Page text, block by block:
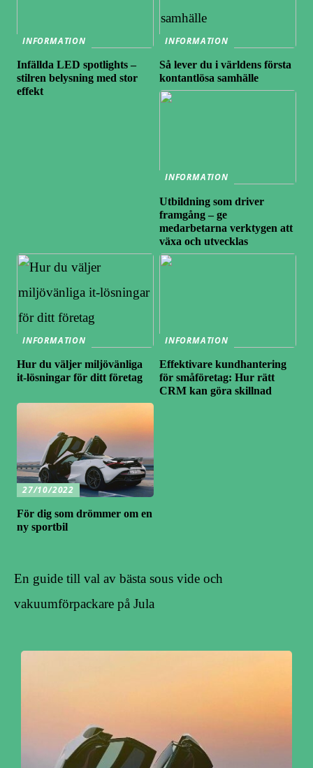
INFORMATION
Infällda LED spotlights –
stilren belysning med stor
effekt
INFORMATION
Så lever du i världens första
kontantlösa samhälle
INFORMATION
Utbildning som driver
framgång – ge
medarbetarna verktygen att
växa och utvecklas
INFORMATION
Hur du väljer miljövänliga
it-lösningar för ditt företag
INFORMATION
Effektivare kundhantering
för småföretag: Hur rätt
CRM kan göra skillnad
27/10/2022
För dig som drömmer om en
ny sportbil
En guide till val av bästa sous vide och
vakuumförpackare på Jula